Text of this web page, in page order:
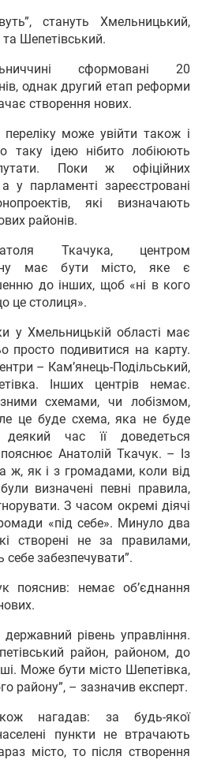
стануть Хмельницький,
Шепетівський.
сформовані 20
однак другий етап реформи
створення нових.
може увійти також і
таку ідею нібито лобіюють
Поки ж офіційних
у парламенті зареєстровані
які визначають
районів.
Ткачука, центром
має бути місто, яке є
до інших, щоб «ні в кого
це столиця».
у Хмельницькій області має
просто подивитися на карту.
– Кам’янець-Подільський,
Інших центрів немає.
схемами, чи лобізмом,
це буде схема, яка не буде
час її доведеться
Анатолій Ткачук. – Із
ж, як і з громадами, коли від
визначені певні правила,
З часом окремі діячі
«під себе». Минуло два
створені не за правилами,
забезпечувати”.
пояснив: немає об’єднання
рівень управління.
район, районом, до
Може бути місто Шепетівка,
району”, – зазначив експерт.
нагадав: за будь-якої
пункти не втрачають
місто, то після створення